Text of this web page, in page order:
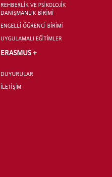
REHBERLİK VE PSİKOLOJİK
DANIŞMANLIK BİRİMİ
ENGELLİ ÖĞRENCİ BİRİMİ
UYGULAMALI EĞİTİMLER
ERASMUS +
DUYURULAR
İLETİŞİM